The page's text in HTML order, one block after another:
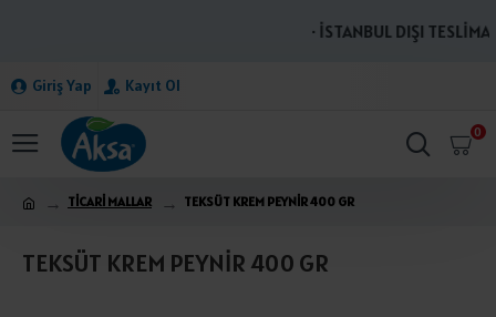
· İSTANBUL DIŞI
Giriş Yap Kayıt Ol
0
TİCARİ MALLAR TEKSÜT KREM PEYNİR 400 GR
TEKSÜT KREM PEYNİR 400 GR